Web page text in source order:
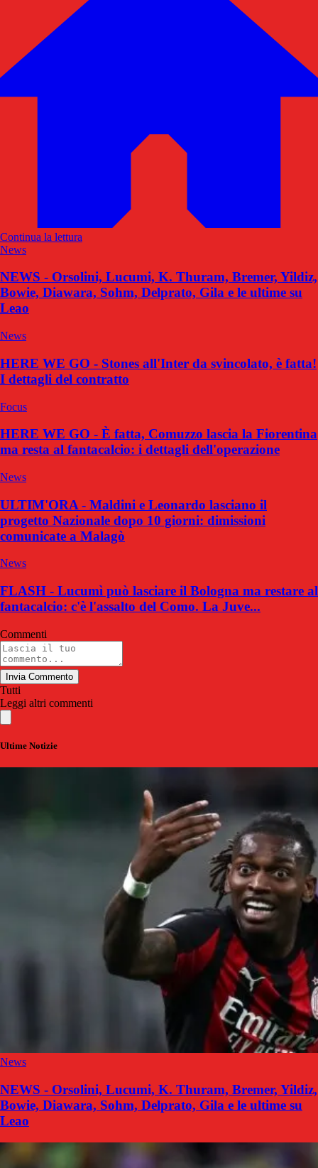
Continua la lettura
News
NEWS - Orsolini, Lucumi, K. Thuram, Bremer, Yildiz,
Bowie, Diawara, Sohm, Delprato, Gila e le ultime su
Leao
News
HERE WE GO - Stones all'Inter da svincolato, è fatta!
I dettagli del contratto
Focus
HERE WE GO - È fatta, Comuzzo lascia la Fiorentina
ma resta al fantacalcio: i dettagli dell'operazione
News
ULTIM'ORA - Maldini e Leonardo lasciano il
progetto Nazionale dopo 10 giorni: dimissioni
comunicate a Malagò
News
FLASH - Lucumì può lasciare il Bologna ma restare al
fantacalcio: c'è l'assalto del Como. La Juve...
Commenti
Invia Commento
Tutti
Leggi altri commenti
Ultime Notizie
News
NEWS - Orsolini, Lucumi, K. Thuram, Bremer, Yildiz,
Bowie, Diawara, Sohm, Delprato, Gila e le ultime su
Leao